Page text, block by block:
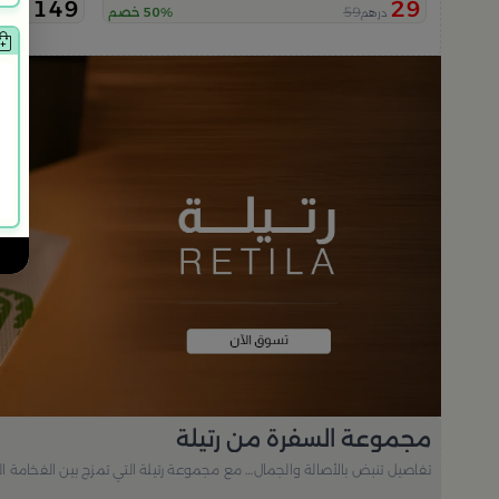
29 درهم59 50% خصم 149 درهم
مجموعة السفرة من رتيلة
تفاصيل تنبض بالأصالة والجمال… مع مجموعة رتيلة التي تمزج بين